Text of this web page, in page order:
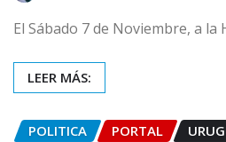
El Sábado 7 de Noviembre, a
LEER MÁS:
POLITICA PORTAL